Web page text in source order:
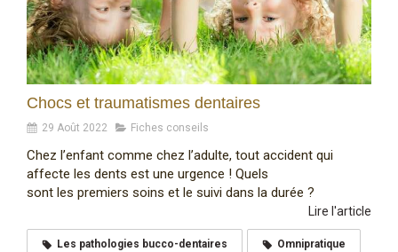
Chocs et traumatismes dentaires
29 Août 2022 Fiches conseils
Chez l’enfant comme chez l’adulte, tout accident qui
affecte les dents est une urgence ! Quels
sont les premiers soins et le suivi dans la durée ?
Lire l'article
Les pathologies bucco-dentaires Omnipratique